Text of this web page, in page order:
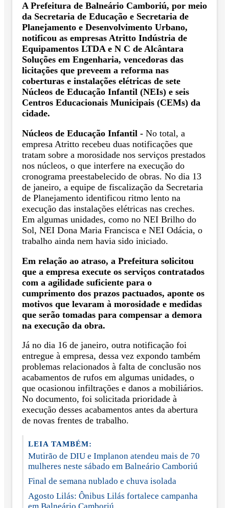
A Prefeitura de Balneário Camboriú, por meio
da Secretaria de Educação e Secretaria de
Planejamento e Desenvolvimento Urbano,
notificou as empresas Atritto Indústria de
Equipamentos LTDA e N C de Alcântara
Soluções em Engenharia, vencedoras das
licitações que preveem a reforma nas
coberturas e instalações elétricas de sete
Núcleos de Educação Infantil (NEIs) e seis
Centros Educacionais Municipais (CEMs) da
cidade.
Núcleos de Educação Infantil - No total, a
empresa Atritto recebeu duas notificações que
tratam sobre a morosidade nos serviços prestados
nos núcleos, o que interfere na execução do
cronograma preestabelecido de obras. No dia 13
de janeiro, a equipe de fiscalização da Secretaria
de Planejamento identificou ritmo lento na
execução das instalações elétricas nas creches.
Em algumas unidades, como no NEI Brilho do
Sol, NEI Dona Maria Francisca e NEI Odácia, o
trabalho ainda nem havia sido iniciado.
Em relação ao atraso, a Prefeitura solicitou
que a empresa execute os serviços contratados
com a agilidade suficiente para o
cumprimento dos prazos pactuados, aponte os
motivos que levaram à morosidade e medidas
que serão tomadas para compensar a demora
na execução da obra.
Já no dia 16 de janeiro, outra notificação foi
entregue à empresa, dessa vez expondo também
problemas relacionados à falta de conclusão nos
acabamentos de rufos em algumas unidades, o
que ocasionou infiltrações e danos a mobiliários.
No documento, foi solicitada prioridade à
execução desses acabamentos antes da abertura
de novas frentes de trabalho.
LEIA TAMBÉM:
Mutirão de DIU e Implanon atendeu mais de 70
mulheres neste sábado em Balneário Camboriú
Final de semana nublado e chuva isolada
Agosto Lilás: Ônibus Lilás fortalece campanha